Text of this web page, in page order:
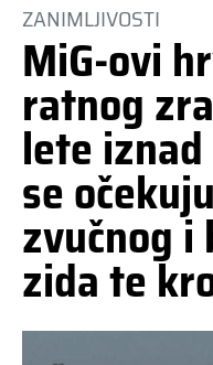
ZANIMLJIVOSTI
MiG-ovi
ratnog
lete
se
zvučnog i
zida te